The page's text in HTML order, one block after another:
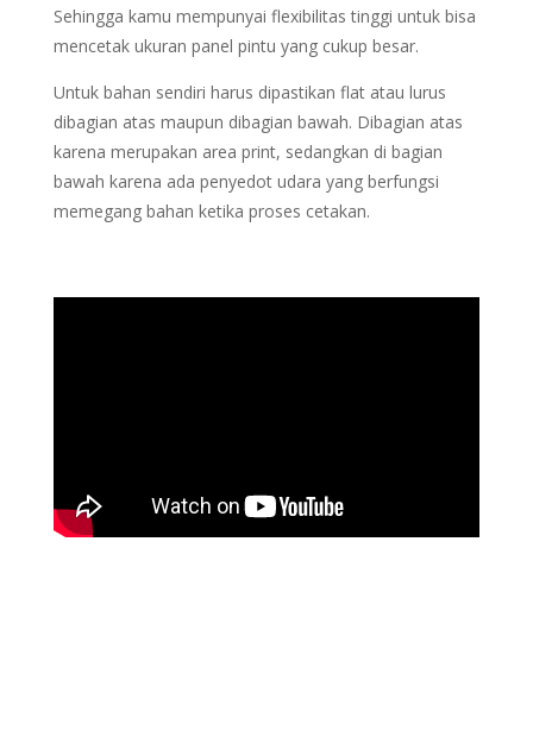
Sehingga kamu mempunyai flexibilitas tinggi untuk bisa
mencetak ukuran panel pintu yang cukup besar.
Untuk bahan sendiri harus dipastikan flat atau lurus
dibagian atas maupun dibagian bawah. Dibagian atas
karena merupakan area print, sedangkan di bagian
bawah karena ada penyedot udara yang berfungsi
memegang bahan ketika proses cetakan.